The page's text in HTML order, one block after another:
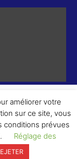
réservés.
améliorer votre
sur ce site, vous
conditions prévues
Réglage des